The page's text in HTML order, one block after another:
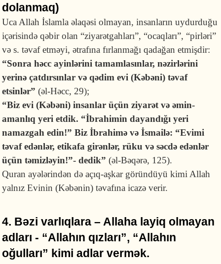
dolanmaq)
Uca Allah İslamla əlaqəsi olmayan, insanların uydurduğu
içərisində qəbir olan “ziyarətgahları”, “ocaqları”, “pirləri”
və s. təvaf etməyi, ətrafına fırlanmağı qadağan etmişdir:
“Sonra həcc ayinlərini tamamlasınlar, nəzirlərini
yerinə çatdırsınlar və qədim evi (Kəbəni) təvaf
etsinlər” (əl-Həcc, 29);
“Biz evi (Kəbəni) insanlar üçün ziyarət və əmin-
amanlıq yeri etdik. “İbrahimin dayandığı yeri
namazgah edin!” Biz İbrahimə və İsmailə: “Evimi
təvaf edənlər, etikafa girənlər, rüku və səcdə edənlər
üçün təmizləyin!”- dedik” (əl-Bəqərə, 125).
Quran ayələrindən də açıq-aşkar göründüyü kimi Allah
yalnız Evinin (Kəbənin) təvafına icazə verir.
4. Bəzi varlıqlara – Allaha layiq olmayan
adları - “Allahın qızları”, “Allahın
oğulları” kimi adlar vermək.